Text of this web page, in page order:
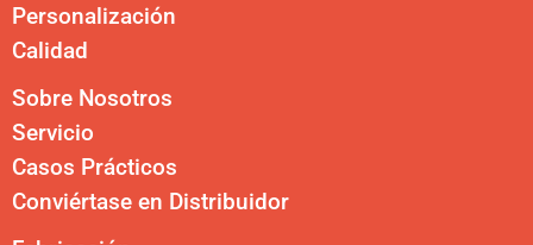
Personalización
Calidad
Sobre Nosotros
Servicio
Casos Prácticos
Conviértase en Distribuidor